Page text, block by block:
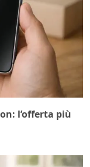
l’offerta più